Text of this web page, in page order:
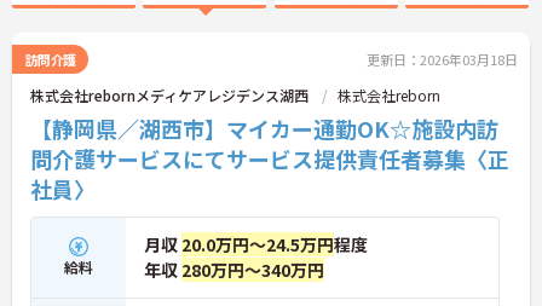
訪問介護 更新日：2026年03月18日
株式会社rebornメディケアレジデンス湖西 株式会社reborn
【静岡県／湖西市】マイカー通勤OK☆施設内訪
問介護サービスにてサービス提供責任者募集〈正
社員〉
給料
月収 20.0万円～24.5万円程度
年収 280万円～340万円